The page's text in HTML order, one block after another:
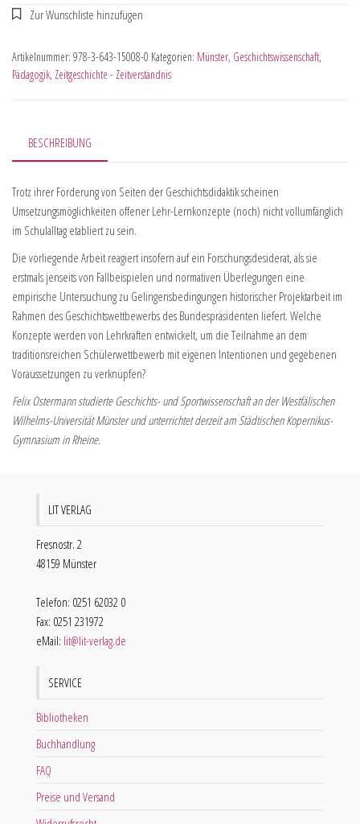
Artikelnummer: 978-3-643-15008-0 Kategorien: Münster, Geschichtswissenschaft,
Pädagogik, Zeitgeschichte - Zeitverständnis
BESCHREIBUNG
Trotz ihrer Förderung von Seiten der Geschichtsdidaktik scheinen
Umsetzungsmöglichkeiten offener Lehr-Lernkonzepte (noch) nicht vollumfänglich
im Schulalltag etabliert zu sein.
Die vorliegende Arbeit reagiert insofern auf ein Forschungsdesiderat, als sie
erstmals jenseits von Fallbeispielen und normativen Überlegungen eine
empirische Untersuchung zu Gelingensbedingungen historischer Projektarbeit im
Rahmen des Geschichtswettbewerbs des Bundespräsidenten liefert. Welche
Konzepte werden von Lehrkräften entwickelt, um die Teilnahme an dem
traditionsreichen Schülerwettbewerb mit eigenen Intentionen und gegebenen
Voraussetzungen zu verknüpfen?
Felix Ostermann studierte Geschichts- und Sportwissenschaft an der Westfälischen
Wilhelms-Universität Münster und unterrichtet derzeit am Städtischen Kopernikus-
Gymnasium in Rheine.
LIT VERLAG
Fresnostr. 2
48159 Münster
Telefon: 0251 62032 0
Fax: 0251 231972
eMail: lit@lit-verlag.de
SERVICE
Bibliotheken
Buchhandlung
FAQ
Preise und Versand